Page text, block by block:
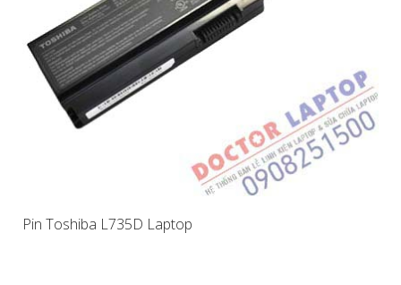
Pin Toshiba L735D Laptop